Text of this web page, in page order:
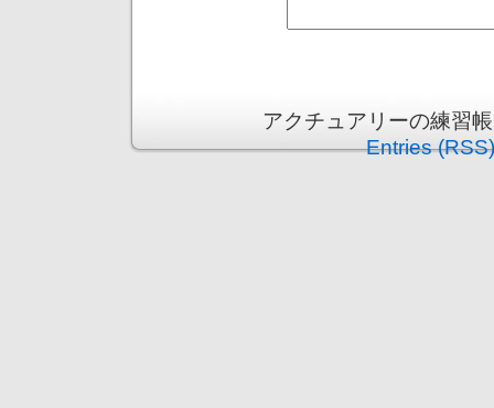
アクチュアリーの練習
Entries (RSS)